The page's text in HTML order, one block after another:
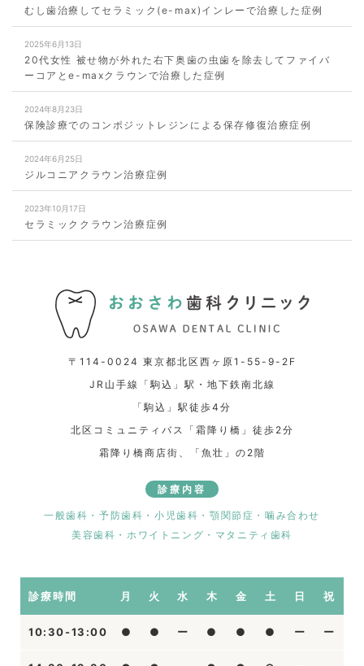
むし歯治療してセラミック(e-max)インレーで治療した症例
2025年6月13日
20代女性 被せ物が外れた右下奥歯の虫歯を除去してファイバ
ーコアとe-maxクラウンで治療した症例
2024年8月23日
保険診療でのコンポジットレジンによる保存修復治療症例
2024年6月25日
ジルコニアクラウン治療症例
2023年10月17日
セラミッククラウン治療症例
〒114-0024 東京都北区西ヶ原1-55-9-2F
JR山手線「駒込」駅・地下鉄南北線
「駒込」駅徒歩4分
北区コミュニティバス「霜降り橋」徒歩2分
霜降り橋商店街、「魚壮」の2階
診療内容
一般歯科・予防歯科・小児歯科・顎関節症・噛み合わせ
美容歯科・ホワイトニング・マタニティ歯科
診療時間 月 火 水 木 金 土 日 祝
10:30-13:00 ● ● ー ● ● ● ー ー